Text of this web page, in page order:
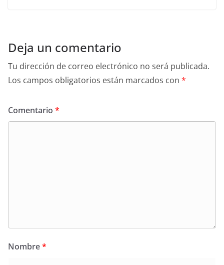
Deja un comentario
Tu dirección de correo electrónico no será publicada.
Los campos obligatorios están marcados con *
Comentario *
Nombre*